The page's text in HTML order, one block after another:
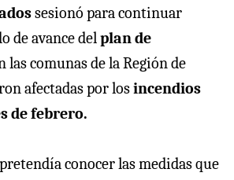
sesionó para continuar
de avance delplan de
las comunas de la Región de
afectadas por losincendios
de febrero.
conocer las medidas que